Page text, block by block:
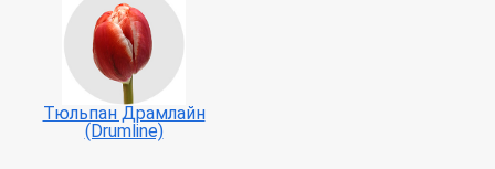
Тюльпан Драмлайн
(Drumline)